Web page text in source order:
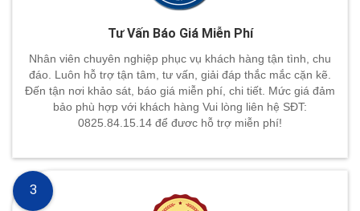
Tư Vấn Báo Giá Miễn Phí
Nhân viên chuyên nghiệp phục vụ khách hàng tận tình, chu
đáo. Luôn hỗ trợ tận tâm, tư vấn, giải đáp thắc mắc cặn kẽ.
Đến tận nơi khảo sát, báo giá miễn phí, chi tiết. Mức giá đảm
bảo phù hợp với khách hàng Vui lòng liên hệ SĐT:
0825.84.15.14 để đươc hỗ trợ miễn phí!
3